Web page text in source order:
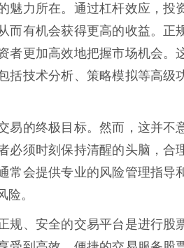
魅力所在。通过杠杆效应，投
而有机会获得更高的收益。正
者更加高效地把握市场机会。
括技术分析、策略模拟等高级
易的终极目标。然而，这并不
必须时刻保持清醒的头脑，合
常会提供专业的风险管理指导
险。
规、安全的交易平台是进行股